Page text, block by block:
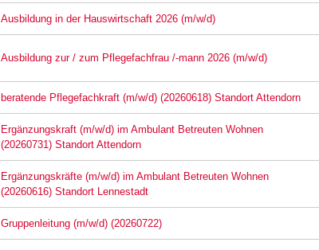
Ausbildung in der Hauswirtschaft 2026 (m/w/d)
Ausbildung zur / zum Pflegefachfrau /-mann 2026 (m/w/d)
beratende Pflegefachkraft (m/w/d) (20260618) Standort Attendorn
Ergänzungskraft (m/w/d) im Ambulant Betreuten Wohnen
(20260731) Standort Attendorn
Ergänzungskräfte (m/w/d) im Ambulant Betreuten Wohnen
(20260616) Standort Lennestadt
Gruppenleitung (m/w/d) (20260722)